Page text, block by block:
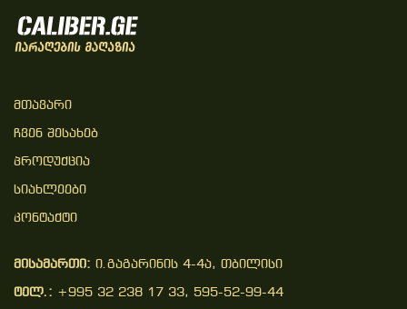
Მთავარი
Ჩვენ Შესახებ
Პროდუქცია
Სიახლეები
Კონტაქტი
მისამართი: ი.გაგარინის 4-4ა, თბილისი
ტელ.: +995 32 238 17 33, 595-52-99-44